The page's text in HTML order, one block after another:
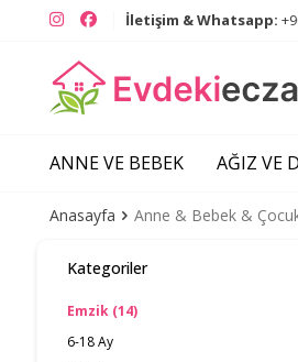
InstagramFacebookİletişim & Whatsapp:
ANNE VE BEBEK AĞIZ VE
Anasayfa Anne & Bebek &
Kategoriler
Emzik (14)
6-18 Ay